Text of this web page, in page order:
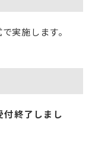
実施します。
付終了しまし